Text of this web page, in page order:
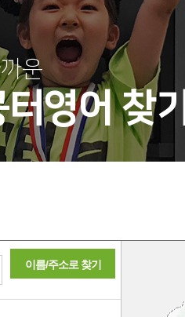
운
터영어 찾
이름/주소로 찾기